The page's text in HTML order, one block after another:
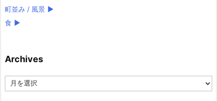
町並み / 風景 ►
食 ►
Archives
Archives